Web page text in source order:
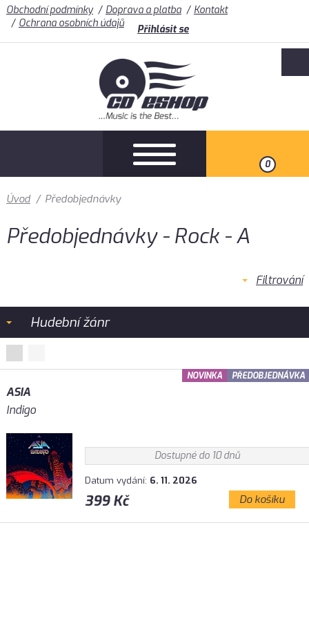
Obchodní podmínky Doprava a platba
Kontakt
Ochrana osobních údajů
Přihlásit se
0
Úvod / Předobjednávky
Předobjednávky - Rock - A
Filtrování
Hudební žánr
ASIA
Indigo
Dostupné do 10 dnů
Datum vydání: 6. 11. 2026
399 Kč Do košíku
NOVINKA PŘEDOBJEDNÁVKA